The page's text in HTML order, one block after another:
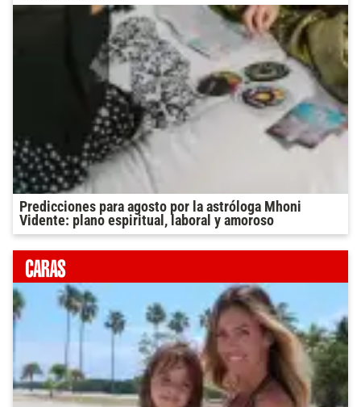
Predicciones para agosto por la astróloga Mhoni
Vidente: plano espiritual, laboral y amoroso